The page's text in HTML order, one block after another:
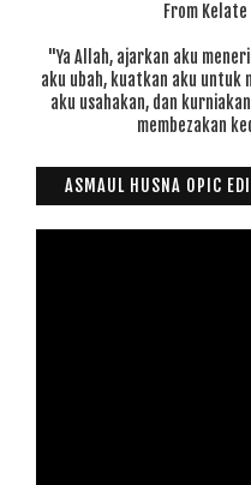
From
"Ya Allah, ajarkan aku
aku ubah, kuatkan aku untuk
aku usahakan, dan
membezakan
ASMAUL HUSNA OPIC